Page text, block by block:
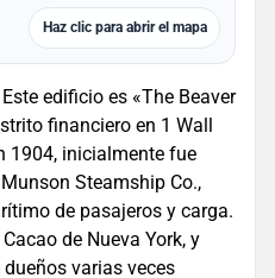
Haz clic para abrir el mapa
Este edificio es «The Beaver
financiero en 1 Wall
1904, inicialmente fue
Steamship Co.,
de pasajeros y carga.
de Nueva York, y
varias veces